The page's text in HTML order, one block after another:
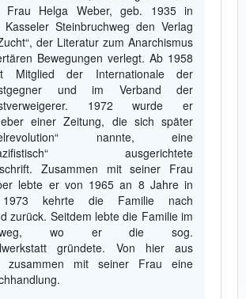
Frau Helga Weber, geb. 1935 in
Steinbruchweg den Verlag
der Literatur zum Anarchismus
Bewegungen verlegt. Ab 1958
Mitglied der Internationale der
und im Verband der
1972 wurde er
einer Zeitung, die sich später
nannte, eine
ausgerichtete
Zusammen mit seiner Frau
lebte er von 1965 an 8 Jahre in
1973 kehrte die Familie nach
zurück. Seitdem lebte die Familie im
wo er die sog.
gründete. Von hier aus
zusammen mit seiner Frau eine